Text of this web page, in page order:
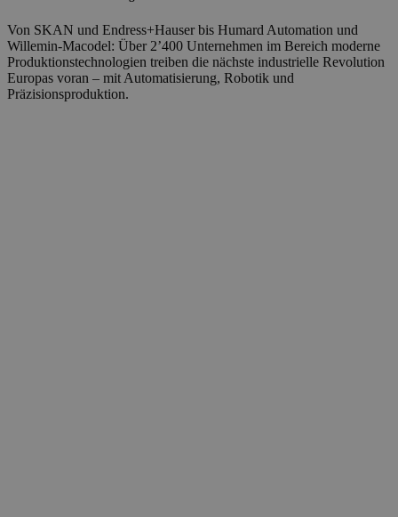
Von SKAN und Endress+Hauser bis Humard Automation und
Willemin-Macodel: Über 2’400 Unternehmen im Bereich moderne
Produktionstechnologien treiben die nächste industrielle Revolution
Europas voran – mit Automatisierung, Robotik und
Präzisionsproduktion.